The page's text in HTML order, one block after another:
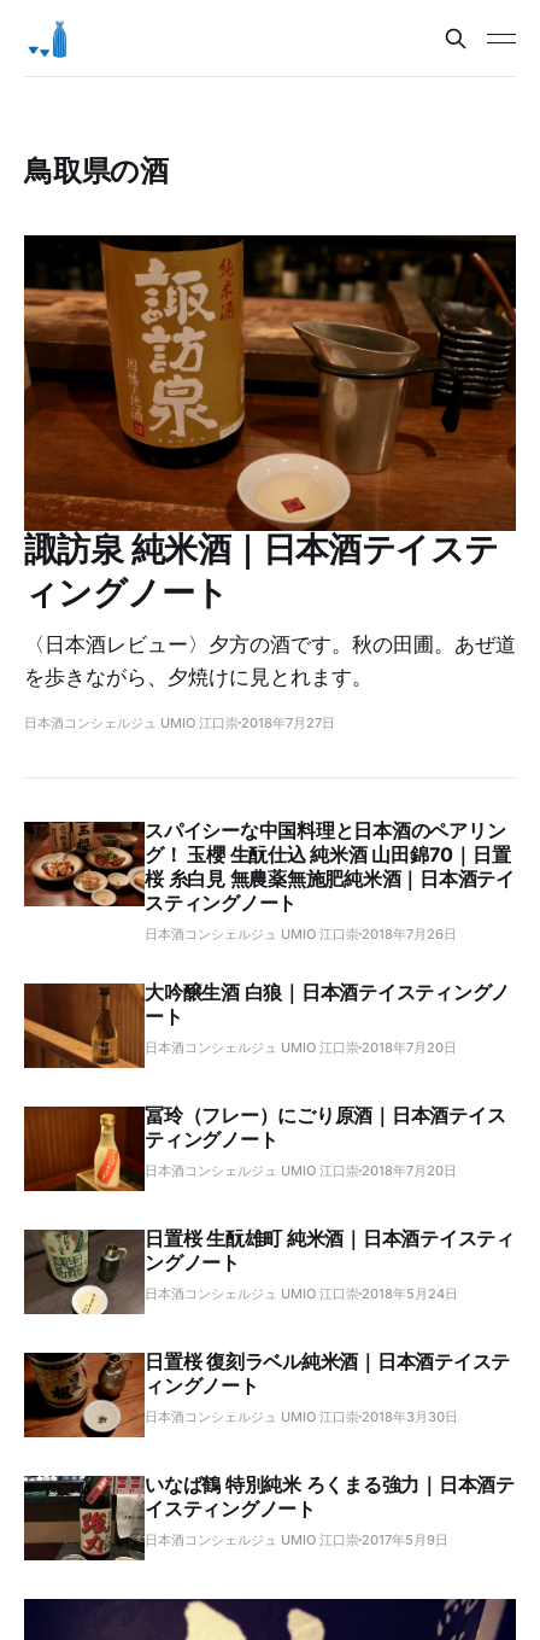
鳥取県の酒
諏訪泉 純米酒｜日本酒テイステ
ィングノート
〈日本酒レビュー〉夕方の酒です。秋の田圃。あぜ道
を歩きながら、夕焼けに見とれます。
日本酒コンシェルジュ UMIO 江口崇 2018年7月27日
スパイシーな中国料理と日本酒のペアリン
グ！ 玉櫻 生酛仕込 純米酒 山田錦70｜日置
桜 糸白見 無農薬無施肥純米酒｜日本酒テイ
スティングノート
日本酒コンシェルジュ UMIO 江口崇 2018年7月26日
大吟醸生酒 白狼｜日本酒テイスティングノ
ート
日本酒コンシェルジュ UMIO 江口崇 2018年7月20日
冨玲（フレー）にごり原酒｜日本酒テイス
ティングノート
日本酒コンシェルジュ UMIO 江口崇 2018年7月20日
日置桜 生酛雄町 純米酒｜日本酒テイスティ
ングノート
日本酒コンシェルジュ UMIO 江口崇 2018年5月24日
日置桜 復刻ラベル純米酒｜日本酒テイステ
ィングノート
日本酒コンシェルジュ UMIO 江口崇 2018年3月30日
いなば鶴 特別純米 ろくまる強力｜日本酒テ
イスティングノート
日本酒コンシェルジュ UMIO 江口崇 2017年5月9日